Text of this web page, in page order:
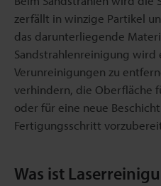
zerfällt in winzige Partikel
das darunterliegende
Sandstrahlenreinigung wird
Verunreinigungen zu
verhindern, die Oberfläche
oder für eine neue
Fertigungsschritt
Was ist